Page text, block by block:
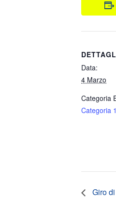
Data:
4 Marzo
Categoria
Categoria
Giro